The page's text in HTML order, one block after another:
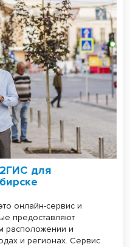
для
онлайн-сервис и
предоставляют
расположении и
и регионах. Сервис